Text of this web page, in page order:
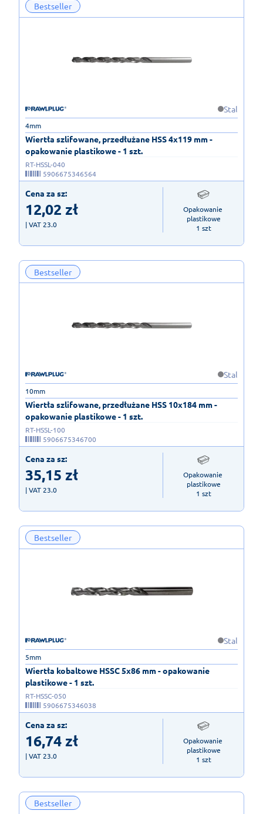
Bestseller
Stal
Wiertła szlifowane, przedłużane HSS 4x119 mm -
opakowanie plastikowe - 1 szt.
4mm
RT-HSSL-040
5906675346564
Cena za sz:
12,02 zł
| VAT 23.0
Opakowanie
plastikowe
1 szt
Bestseller
Stal
Wiertła szlifowane, przedłużane HSS 10x184 mm -
opakowanie plastikowe - 1 szt.
10mm
RT-HSSL-100
5906675346700
Cena za sz:
35,15 zł
| VAT 23.0
Opakowanie
plastikowe
1 szt
Bestseller
Stal
Wiertła kobaltowe HSSC 5x86 mm - opakowanie
plastikowe - 1 szt.
5mm
RT-HSSC-050
5906675346038
Cena za sz:
16,74zł
| VAT 23.0
Opakowanie
plastikowe
1 szt
Bestseller